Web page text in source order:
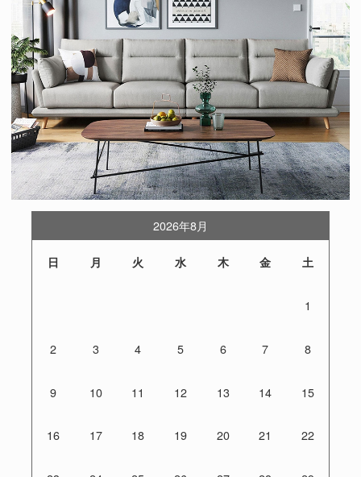
2026年8月
日 月 火 水 木 金 土
1
2 3 4 5 6 7 8
9 10 11 12 13 14 15
16 17 18 19 20 21 22